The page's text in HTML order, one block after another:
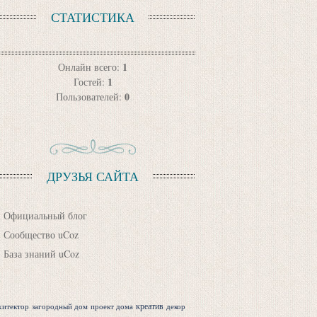
СТАТИСТИКА
Онлайн всего: 1
Гостей: 1
Пользователей:0
ДРУЗЬЯ САЙТА
Официальный блог
Сообщество uCoz
База знаний uCoz
загородный дом проект дома креатив декор